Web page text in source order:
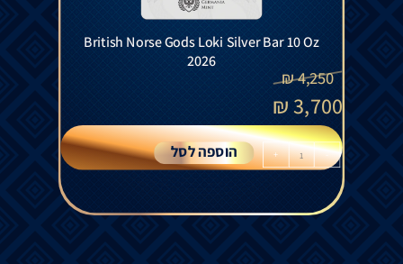
British Norse Gods Loki Silver Bar 10 Oz
2026
4,250
₪
3,700
₪
-
+ הוספה לסל